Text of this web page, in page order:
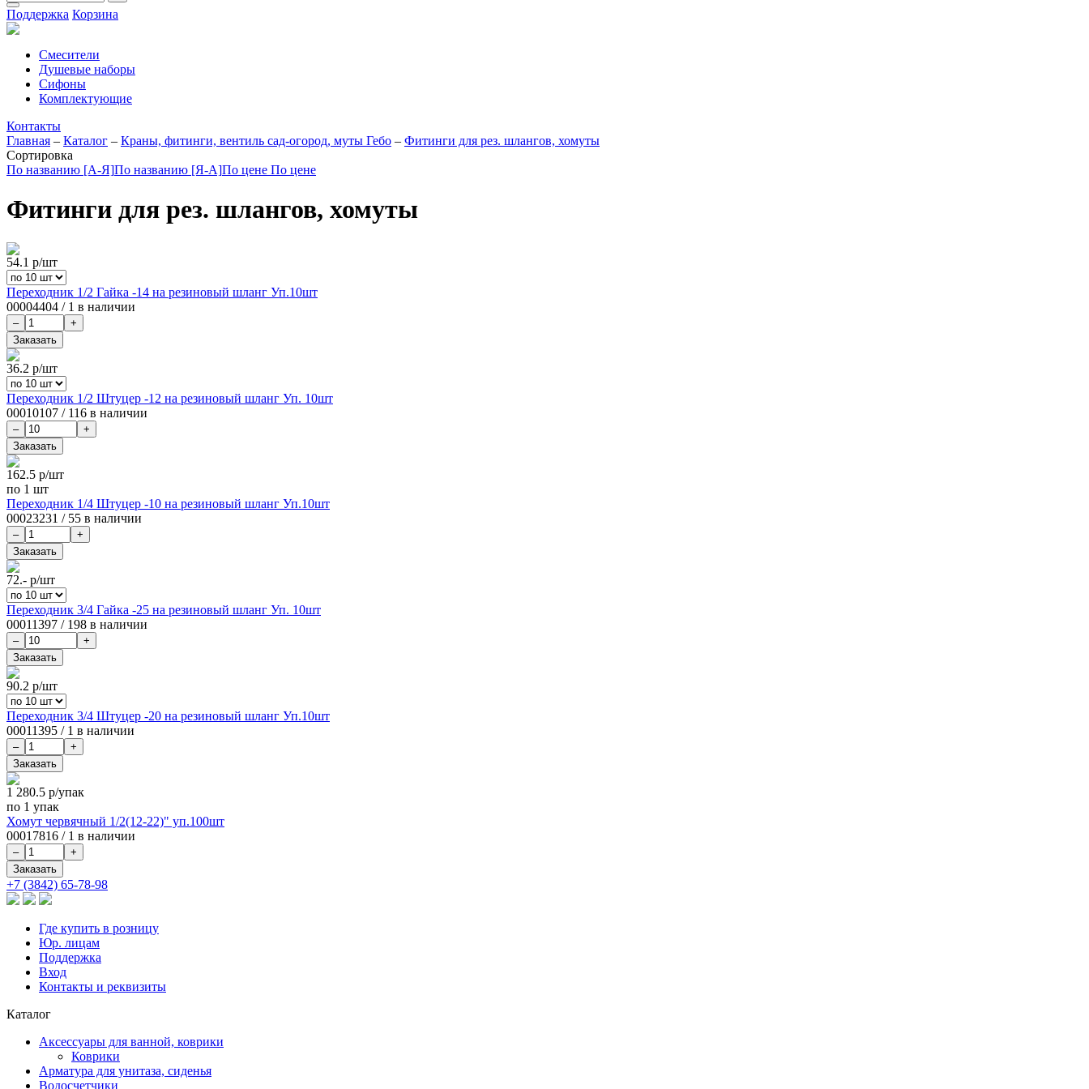
Поддержка Корзина
Смесители
Душевые наборы
Сифоны
Комплектующие
Контакты
Главная – Каталог – Краны, фитинги, вентиль сад-огород, муты Гебо – Фитинги для рез. шлангов, хомуты
Сортировка
По названию [А-Я]По названию [Я-А]По цене По цене
Фитинги для рез. шлангов, хомуты
54.1 р/шт
Переходник 1/2 Гайка -14 на резиновый шланг Уп.10шт
00004404 / 1 в наличии
36.2 р/шт
Переходник 1/2 Штуцер -12 на резиновый шланг Уп. 10шт
00010107 / 116 в наличии
162.5 р/шт
по 1 шт
Переходник 1/4 Штуцер -10 на резиновый шланг Уп.10шт
00023231 / 55 в наличии
72.- р/шт
Переходник 3/4 Гайка -25 на резиновый шланг Уп. 10шт
00011397 / 198 в наличии
90.2 р/шт
Переходник 3/4 Штуцер -20 на резиновый шланг Уп.10шт
00011395 / 1 в наличии
1 280.5 р/упак
по 1 упак
Хомут червячный 1/2(12-22)" уп.100шт
00017816 / 1 в наличии
+7 (3842) 65-78-98
Где купить в розницу
Юр. лицам
Поддержка
Вход
Контакты и реквизиты
Каталог
Аксессуары для ванной, коврики
Коврики
Арматура для унитаза, сиденья
Водосчетчики